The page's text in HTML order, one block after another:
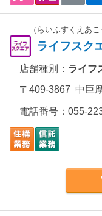
（らいふすくえあこ
ライフスク
店舗種別： ライフ
〒409-3867 中巨
電話番号： 055-